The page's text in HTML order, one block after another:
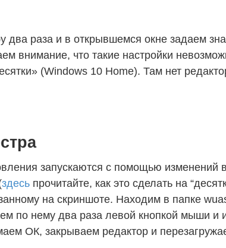
два раза и в открывшемся окне задаем
внимание, что такие настройки
(Windows 10 Home). Там нет
запускаются с помощью изменений
здесь прочитайте, как это сделать на
на скриншоте. Находим в папке
по нему два раза левой кнопкой мыши и
ОК, закрываем редактор и